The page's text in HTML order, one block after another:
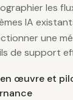
les
IA
une
de support
œuvre et